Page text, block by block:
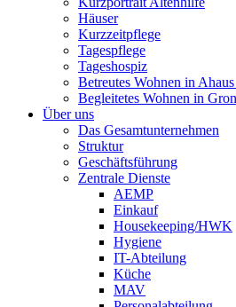
Häuser
Kurzzeitpflege
Tagespflege
Tageshospiz
Betreutes Wohnen in
Begleitetes Wohnen in
Über uns
Das Gesamtunternehmen
Struktur
Geschäftsführung
Zentrale Dienste
AEMP
Einkauf
Housekeeping/HWK
Hygiene
IT-Abteilung
Küche
MAV